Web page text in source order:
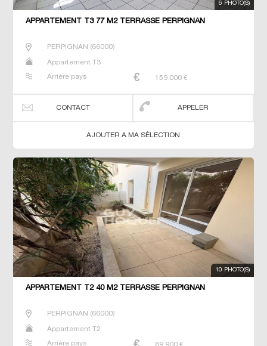
6 PHOTO(S)
APPARTEMENT T3 77 M2 TERRASSE PERPIGNAN
PERPIGNAN (66000)
Appartement T3
Arrière pays 159 000 €
CONTACT APPELER
AJOUTER A MA SÉLECTION
10 PHOTO(S)
APPARTEMENT T2 40 M2 TERRASSE PERPIGNAN
PERPIGNAN (66000)
Appartement T2
Arrière pays 89 900 €